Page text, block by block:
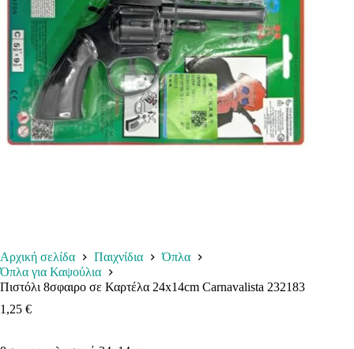
Αρχική σελίδα Παιχνίδια
Όπλα
Όπλα για Καψούλια
Πιστόλι 8σφαιρο σε Καρτέλα 24x14cm Carnavalista 232183
1,25 €